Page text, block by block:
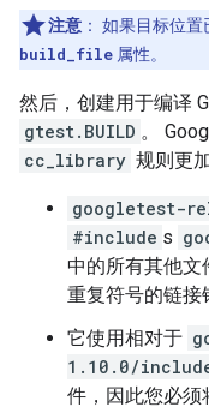
注意 ： 如果目标位置
build_file 属性。
然后，创建用于编译
gtest.BUILD 。
cc_library 规则更
googletest-
#include s
中的所有其他文
重复符号的链接
它使用相对于
1.10.0/
件，因此您必须